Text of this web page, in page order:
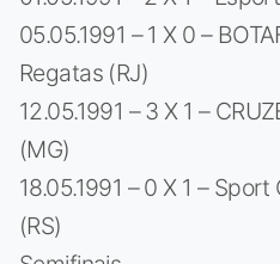
05.05.1991 – 1 X 0 –
Regatas (RJ)
12.05.1991 – 3 X 1 –
(MG)
18.05.1991 – 0 X 1 –
(RS)